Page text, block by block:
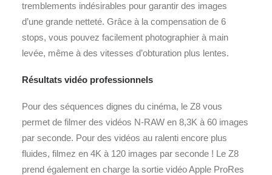
tremblements indésirables pour garantir des images
d’une grande netteté. Grâce à la compensation de 6
stops, vous pouvez facilement photographier à main
levée, même à des vitesses d’obturation plus lentes.
Résultats vidéo professionnels
Pour des séquences dignes du cinéma, le Z8 vous
permet de filmer des vidéos N-RAW en 8,3K à 60 images
par seconde. Pour des vidéos au ralenti encore plus
fluides, filmez en 4K à 120 images par seconde ! Le Z8
prend également en charge la sortie vidéo Apple ProRes